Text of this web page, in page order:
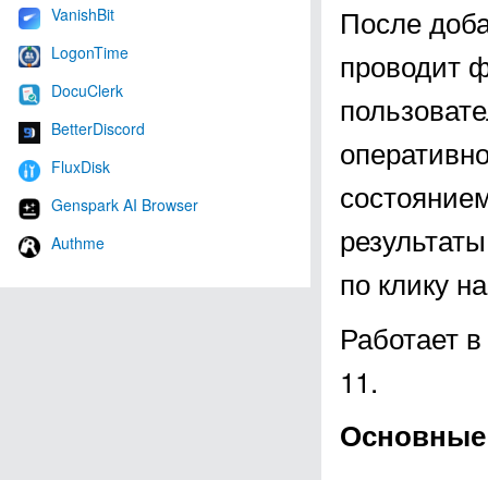
VanishBit
LogonTime
DocuClerk
BetterDiscord
FluxDisk
Genspark AI Browser
Authme
После
проводит
по клику
Работает
11.
Основные